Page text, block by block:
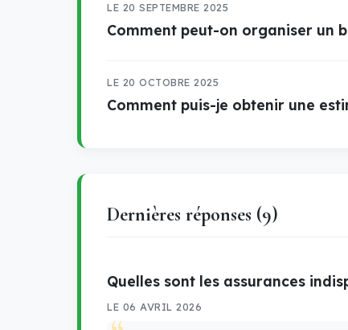
LE 20 SEPTEMBRE 2025
Comment peut-on organiser un
LE 20 OCTOBRE 2025
Comment puis-je obtenir une
Dernières réponses (9)
Quelles sont les assurances
LE 06 AVRIL 2026